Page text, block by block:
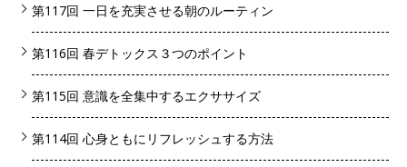
第117回 一日を充実させる朝のルーティン
第116回 春デトックス３つのポイント
第115回 意識を全集中するエクササイズ
第114回 心身ともにリフレッシュする方法